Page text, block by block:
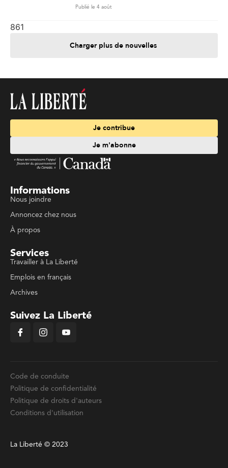
Publié le 4 août
861
Charger plus de nouvelles
Je contribue
Je m'abonne
Informations
Nous joindre
Annoncez chez nous
À propos
Services
Travailler à La Liberté
Emplois en français
Archives
Suivez La Liberté
Code de conduite
Politique de confidentialité
Politique de droits d'auteurs
Conditions d'utilisation
La Liberté © 2023